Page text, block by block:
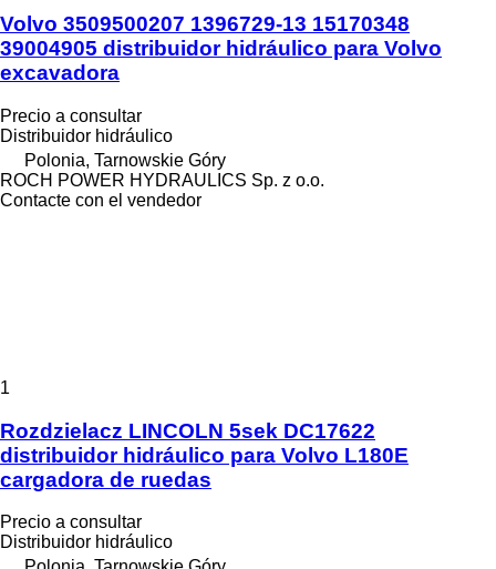
Volvo 3509500207 1396729-13 15170348
39004905 distribuidor hidráulico para Volvo
excavadora
Precio a consultar
Distribuidor hidráulico
Polonia, Tarnowskie Góry
ROCH POWER HYDRAULICS Sp. z o.o.
Contacte con el vendedor
1
Rozdzielacz LINCOLN 5sek DC17622
distribuidor hidráulico para Volvo L180E
cargadora de ruedas
Precio a consultar
Distribuidor hidráulico